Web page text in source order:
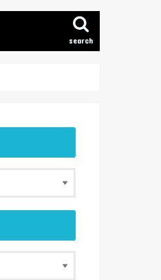
search